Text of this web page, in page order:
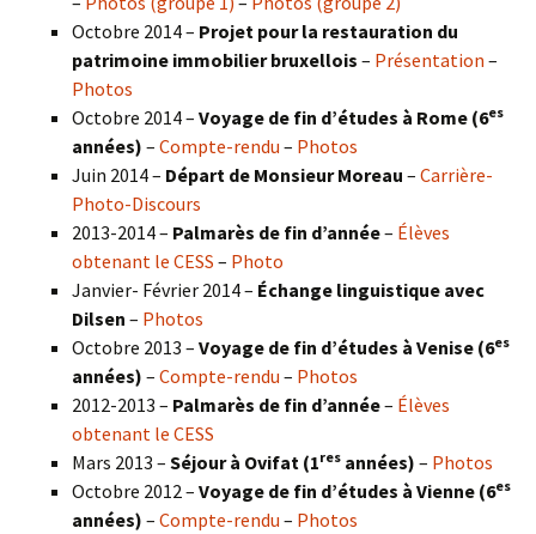
Octobre 2014 – Projet pour la restauration du
patrimoine immobilier bruxellois – Présentation –
Photos
Octobre 2014 – Voyage de fin d’études à Rome (6es
années) – Compte-rendu – Photos
Juin 2014 – Départ de Monsieur Moreau – Carrière-
Photo-Discours
2013-2014 – Palmarès de fin d’année– Élèves
obtenant le CESS – Photo
Janvier- Février 2014 – Échange linguistique avec
Dilsen – Photos
Octobre 2013 – Voyage de fin d’études à Venise (6es
années) – Compte-rendu – Photos
2012-2013 – Palmarès de fin d’année– Élèves
obtenant le CESS
Mars 2013 – Séjour à Ovifat (1res années) – Photos
Octobre 2012 – Voyage de fin d’études à Vienne (6es
années) – Compte-rendu – Photos